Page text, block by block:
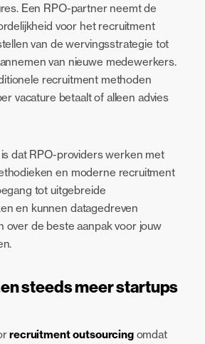
Een RPO-partner neemt de
voor het recruitment
van de wervingsstrategie tot
van nieuwe medewerkers.
recruitment methoden
vacature betaalt of alleen advies
dat RPO-providers werken met
en moderne recruitment
tot uitgebreide
en kunnen datagedreven
over de beste aanpak voor jouw
steeds meer startups
recruitment outsourcingomdat